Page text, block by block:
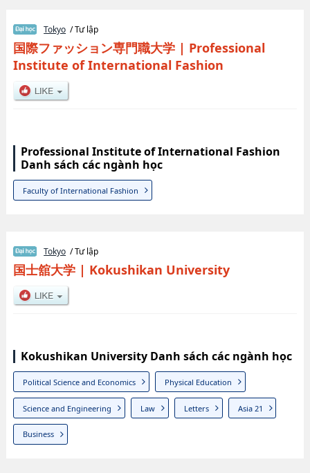
Tokyo / Tư lập
国際ファッション専門職大学| Professional
Institute of International Fashion
Professional Institute of International Fashion
Danh sách các ngành học
Faculty of International Fashion
Tokyo / Tư lập
国士舘大学| Kokushikan University
Kokushikan University Danh sách các ngành học
Political Science and Economics Physical Education
Science and Engineering Law Letters Asia 21
Business